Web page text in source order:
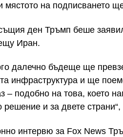
мястото на подписването
ден Тръмп беше
Иран.
далечно бъдеще ще
инфраструктура и ще
– подобно на това, което
решение и за двете страни“,
интервю за Fox News